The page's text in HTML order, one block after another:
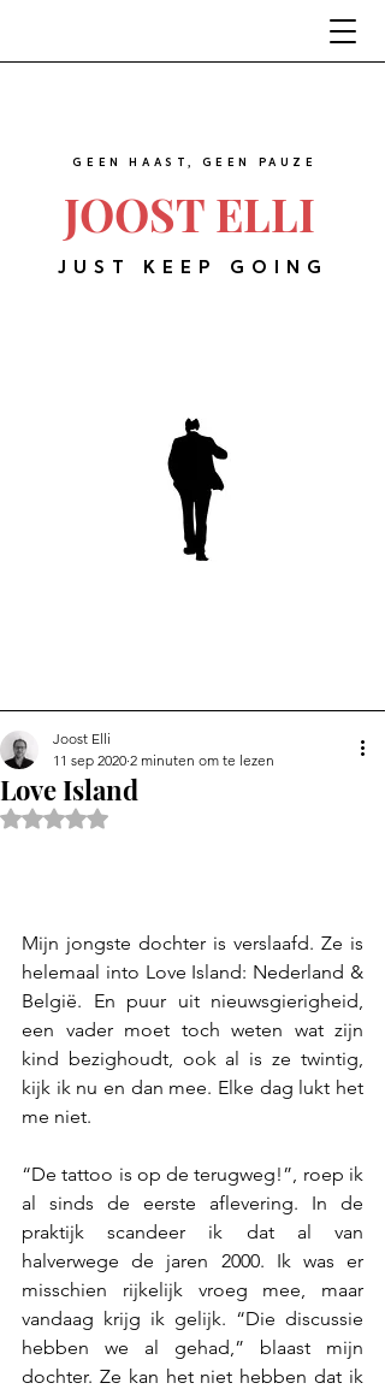
JOOST ELLI
GEEN HAAST, GEEN PAUZE
JUST KEEP GOING
Love Island
Joost Elli
11 sep 2020 2 minuten om te lezen
Beoordeeld met NaN uit 5 sterren.
Mijn jongste dochter is verslaafd. Ze is
helemaal into Love Island: Nederland &
België. En puur uit nieuwsgierigheid,
een vader moet toch weten wat zijn
kind bezighoudt, ook al is ze twintig,
kijk ik nu en dan mee. Elke dag lukt het
me niet.
“De tattoo is op de terugweg!”, roep ik
al sinds de eerste aflevering. In de
praktijk scandeer ik dat al van
halverwege de jaren 2000. Ik was er
misschien rijkelijk vroeg mee, maar
vandaag krijg ik gelijk. “Die discussie
hebben we al gehad,” blaast mijn
dochter. Ze kan het niet hebben dat ik